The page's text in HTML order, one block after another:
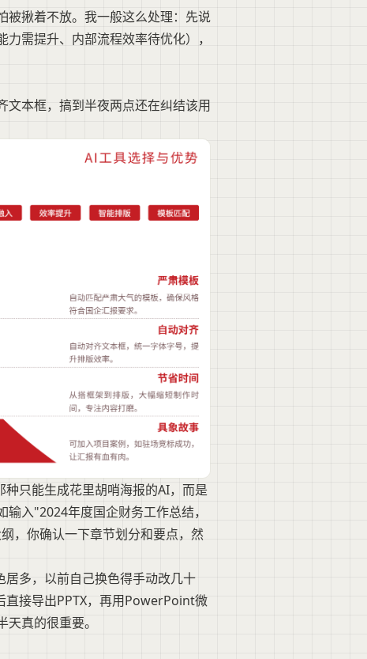
被揪着不放。我一般这么处理：先说
需提升、内部流程效率待优化），
文本框，搞到半夜两点还在纠结该用
只能生成花里胡哨海报的AI，而是
入"2024年度国企财务工作总结，
，你确认一下章节划分和要点，然
多，以前自己换色得手动改几十
直接导出PPTX，再用PowerPoint微
真的很重要。